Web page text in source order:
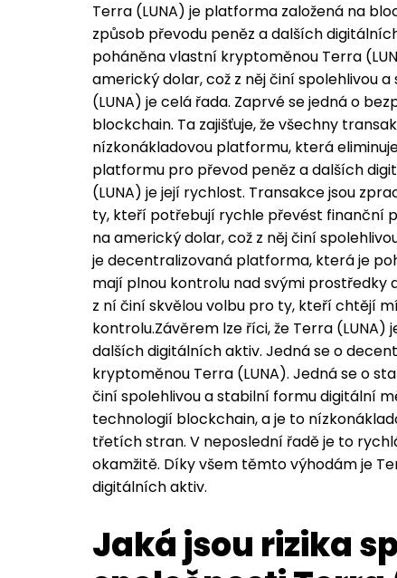
Terra (LUNA) je platforma založená na
způsob převodu peněz a dalších
poháněna vlastní kryptoměnou Terra
americký dolar, což z něj činí spolehlivou
(LUNA) je celá řada. Zaprvé se jedná o
blockchain. Ta zajišťuje, že všechny
nízkonákladovou platformu, která
platformu pro převod peněz a dalších
(LUNA) je její rychlost. Transakce jsou
ty, kteří potřebují rychle převést finanční
na americký dolar, což z něj činí
je decentralizovaná platforma, která je
mají plnou kontrolu nad svými
z ní činí skvělou volbu pro ty, kteří chtějí
kontrolu.Závěrem lze říci, že Terra
dalších digitálních aktiv. Jedná se o
kryptoměnou Terra (LUNA). Jedná se o
činí spolehlivou a stabilní formu digitální
technologií blockchain, a je to
třetích stran. V neposlední řadě je to
okamžitě. Díky všem těmto výhodám je
digitálních aktiv.
Jaká jsou rizika